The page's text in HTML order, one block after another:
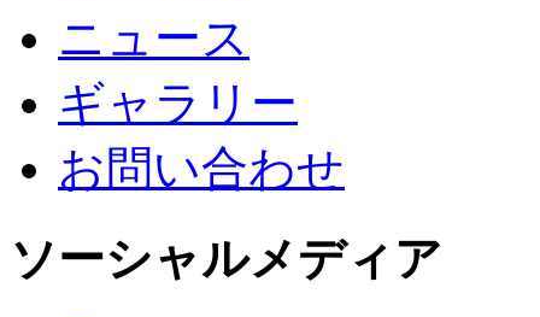
ニュース
ギャラリー
お問い合わせ
ソーシャルメディア